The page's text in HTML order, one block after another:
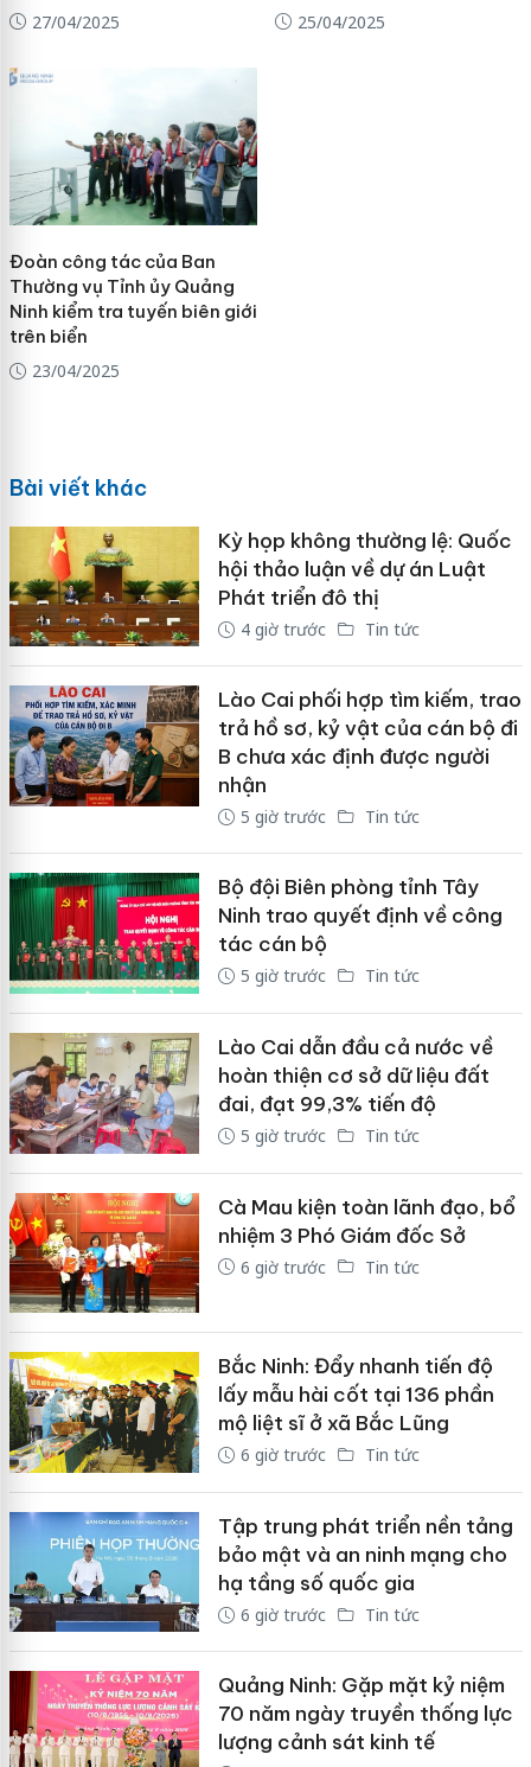
27/04/2025
25/04/2025
Đoàn công tác của Ban
Thường vụ Tỉnh ủy Quảng
Ninh kiểm tra tuyến biên giới
trên biển
23/04/2025
Bài viết khác
Kỳ họp không thường lệ: Quốc
hội thảo luận về dự án Luật
Phát triển đô thị
4 giờ trước Tin tức
Lào Cai phối hợp tìm kiếm, trao
trả hồ sơ, kỷ vật của cán bộ đi
B chưa xác định được người
nhận
5 giờ trước Tin tức
Bộ đội Biên phòng tỉnh Tây
Ninh trao quyết định về công
tác cán bộ
5 giờ trước Tin tức
Lào Cai dẫn đầu cả nước về
hoàn thiện cơ sở dữ liệu đất
đai, đạt 99,3% tiến độ
5 giờ trước Tin tức
Cà Mau kiện toàn lãnh đạo, bổ
nhiệm 3 Phó Giám đốc Sở
6 giờ trước Tin tức
Bắc Ninh: Đẩy nhanh tiến độ
lấy mẫu hài cốt tại 136 phần
mộ liệt sĩ ở xã Bắc Lũng
6 giờ trước Tin tức
Tập trung phát triển nền tảng
bảo mật và an ninh mạng cho
hạ tầng số quốc gia
6 giờ trước Tin tức
Quảng Ninh: Gặp mặt kỷ niệm
70 năm ngày truyền thống lực
lượng cảnh sát kinh tế